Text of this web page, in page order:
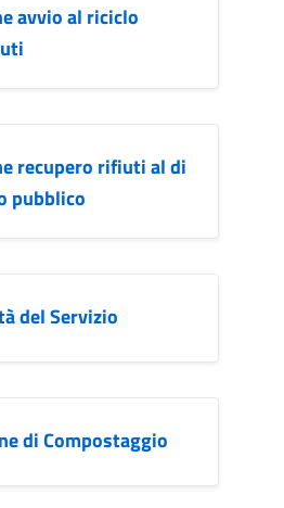
avvio al riciclo
recupero rifiuti al di
pubblico
del Servizio
di Compostaggio